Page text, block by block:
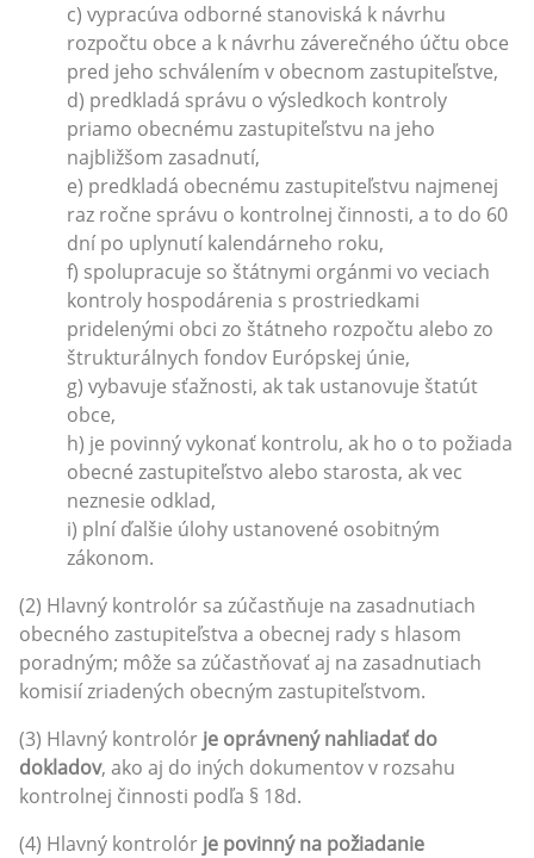
c) vypracúva odborné stanoviská k návrhu
rozpočtu obce a k návrhu záverečného účtu obce
pred jeho schválením v obecnom zastupiteľstve,
d) predkladá správu o výsledkoch kontroly
priamo obecnému zastupiteľstvu na jeho
najbližšom zasadnutí,
e) predkladá obecnému zastupiteľstvu najmenej
raz ročne správu o kontrolnej činnosti, a to do 60
dní po uplynutí kalendárneho roku,
f) spolupracuje so štátnymi orgánmi vo veciach
kontroly hospodárenia s prostriedkami
pridelenými obci zo štátneho rozpočtu alebo zo
štrukturálnych fondov Európskej únie,
g) vybavuje sťažnosti, ak tak ustanovuje štatút
obce,
h) je povinný vykonať kontrolu, ak ho o to požiada
obecné zastupiteľstvo alebo starosta, ak vec
neznesie odklad,
i) plní ďalšie úlohy ustanovené osobitným
zákonom.
(2) Hlavný kontrolór sa zúčastňuje na zasadnutiach
obecného zastupiteľstva a obecnej rady s hlasom
poradným; môže sa zúčastňovať aj na zasadnutiach
komisií zriadených obecným zastupiteľstvom.
(3) Hlavný kontrolór je oprávnený nahliadať do
dokladov, ako aj do iných dokumentov v rozsahu
kontrolnej činnosti podľa § 18d.
(4) Hlavný kontrolór je povinný na požiadanie